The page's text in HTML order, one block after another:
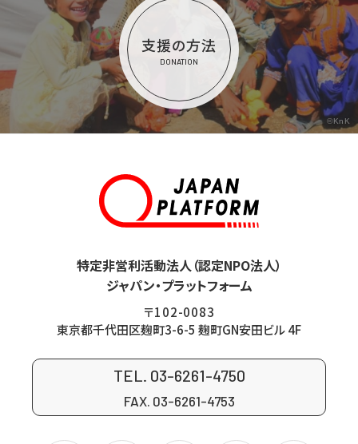
支援の方法
DONATION
©KnK
特定非営利活動法人（認定NPO法人）
ジャパン・プラットフォーム
〒102-0083
東京都千代田区麹町3-6-5 麹町GN安田ビル 4F
TEL. 03-6261-4750
FAX. 03-6261-4753